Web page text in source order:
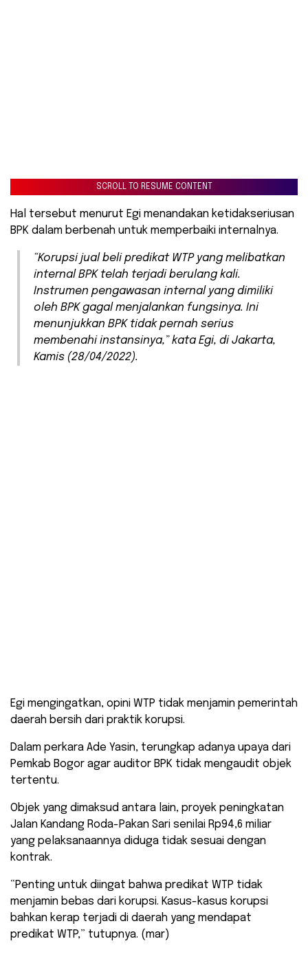
SCROLL TO RESUME CONTENT
Hal tersebut menurut Egi menandakan ketidakseriusan
BPK dalam berbenah untuk memperbaiki internalnya.
“Korupsi jual beli predikat WTP yang melibatkan
internal BPK telah terjadi berulang kali.
Instrumen pengawasan internal yang dimiliki
oleh BPK gagal menjalankan fungsinya. Ini
menunjukkan BPK tidak pernah serius
membenahi instansinya,” kata Egi, di Jakarta,
Kamis (28/04/2022).
Egi mengingatkan, opini WTP tidak menjamin pemerintah
daerah bersih dari praktik korupsi.
Dalam perkara Ade Yasin, terungkap adanya upaya dari
Pemkab Bogor agar auditor BPK tidak mengaudit objek
tertentu.
Objek yang dimaksud antara lain, proyek peningkatan
Jalan Kandang Roda-Pakan Sari senilai Rp94,6 miliar
yang pelaksanaannya diduga tidak sesuai dengan
kontrak.
“Penting untuk diingat bahwa predikat WTP tidak
menjamin bebas dari korupsi. Kasus-kasus korupsi
bahkan kerap terjadi di daerah yang mendapat
predikat WTP,” tutupnya. (mar)